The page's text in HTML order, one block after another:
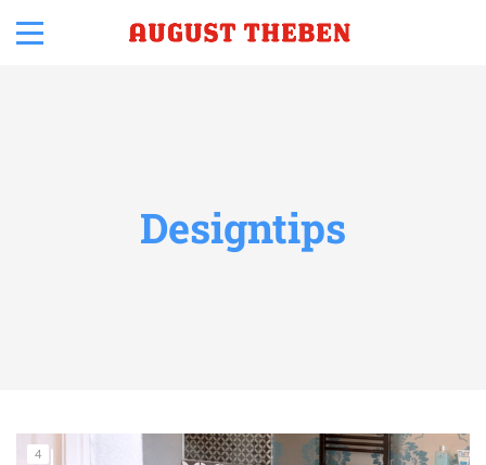
Designtips
4